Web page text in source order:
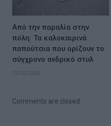
Από την παραλία στην
πόλη: Τα καλοκαιρινά
παπούτσια που ορίζουν το
σύγχρονο ανδρικό στυλ
25/07/2026
Comments are closed.